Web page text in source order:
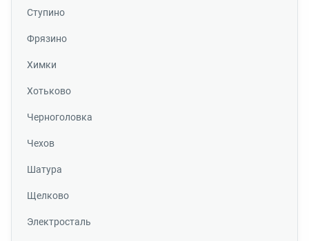
Ступино
Фрязино
Химки
Хотьково
Черноголовка
Чехов
Шатура
Щелково
Электросталь